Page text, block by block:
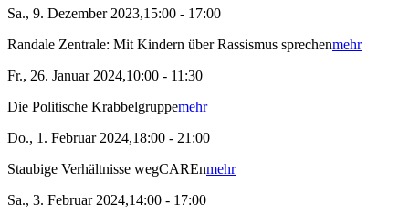
Sa., 9. Dezember 2023,15:00 - 17:00
Randale Zentrale: Mit Kindern über Rassismus sprechenmehr
Fr., 26. Januar 2024,10:00 - 11:30
Die Politische Krabbelgruppemehr
Do., 1. Februar 2024,18:00 - 21:00
Staubige Verhältnisse wegCAREnmehr
Sa., 3. Februar 2024,14:00 - 17:00